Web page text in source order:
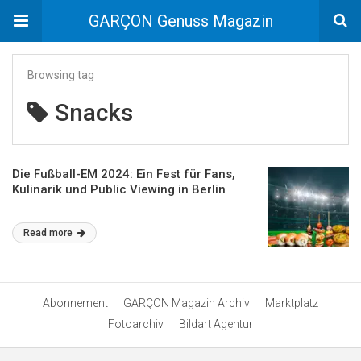
GARÇON Genuss Magazin
Browsing tag
Snacks
Die Fußball-EM 2024: Ein Fest für Fans,
Kulinarik und Public Viewing in Berlin
Read more
Abonnement GARÇON Magazin Archiv
Marktplatz
Fotoarchiv
Bildart Agentur